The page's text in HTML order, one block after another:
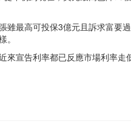
最高可投保3億元且訴求富要
宣告利率都已反應市場利率走